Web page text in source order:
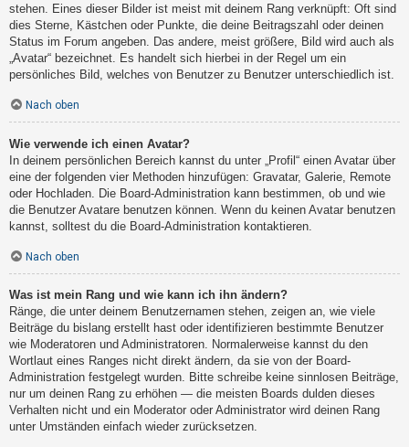
stehen. Eines dieser Bilder ist meist mit deinem Rang verknüpft: Oft sind
dies Sterne, Kästchen oder Punkte, die deine Beitragszahl oder deinen
Status im Forum angeben. Das andere, meist größere, Bild wird auch als
„Avatar“ bezeichnet. Es handelt sich hierbei in der Regel um ein
persönliches Bild, welches von Benutzer zu Benutzer unterschiedlich ist.
Nach oben
Wie verwende ich einen Avatar?
In deinem persönlichen Bereich kannst du unter „Profil“ einen Avatar über
eine der folgenden vier Methoden hinzufügen: Gravatar, Galerie, Remote
oder Hochladen. Die Board-Administration kann bestimmen, ob und wie
die Benutzer Avatare benutzen können. Wenn du keinen Avatar benutzen
kannst, solltest du die Board-Administration kontaktieren.
Nach oben
Was ist mein Rang und wie kann ich ihn ändern?
Ränge, die unter deinem Benutzernamen stehen, zeigen an, wie viele
Beiträge du bislang erstellt hast oder identifizieren bestimmte Benutzer
wie Moderatoren und Administratoren. Normalerweise kannst du den
Wortlaut eines Ranges nicht direkt ändern, da sie von der Board-
Administration festgelegt wurden. Bitte schreibe keine sinnlosen Beiträge,
nur um deinen Rang zu erhöhen — die meisten Boards dulden dieses
Verhalten nicht und ein Moderator oder Administrator wird deinen Rang
unter Umständen einfach wieder zurücksetzen.